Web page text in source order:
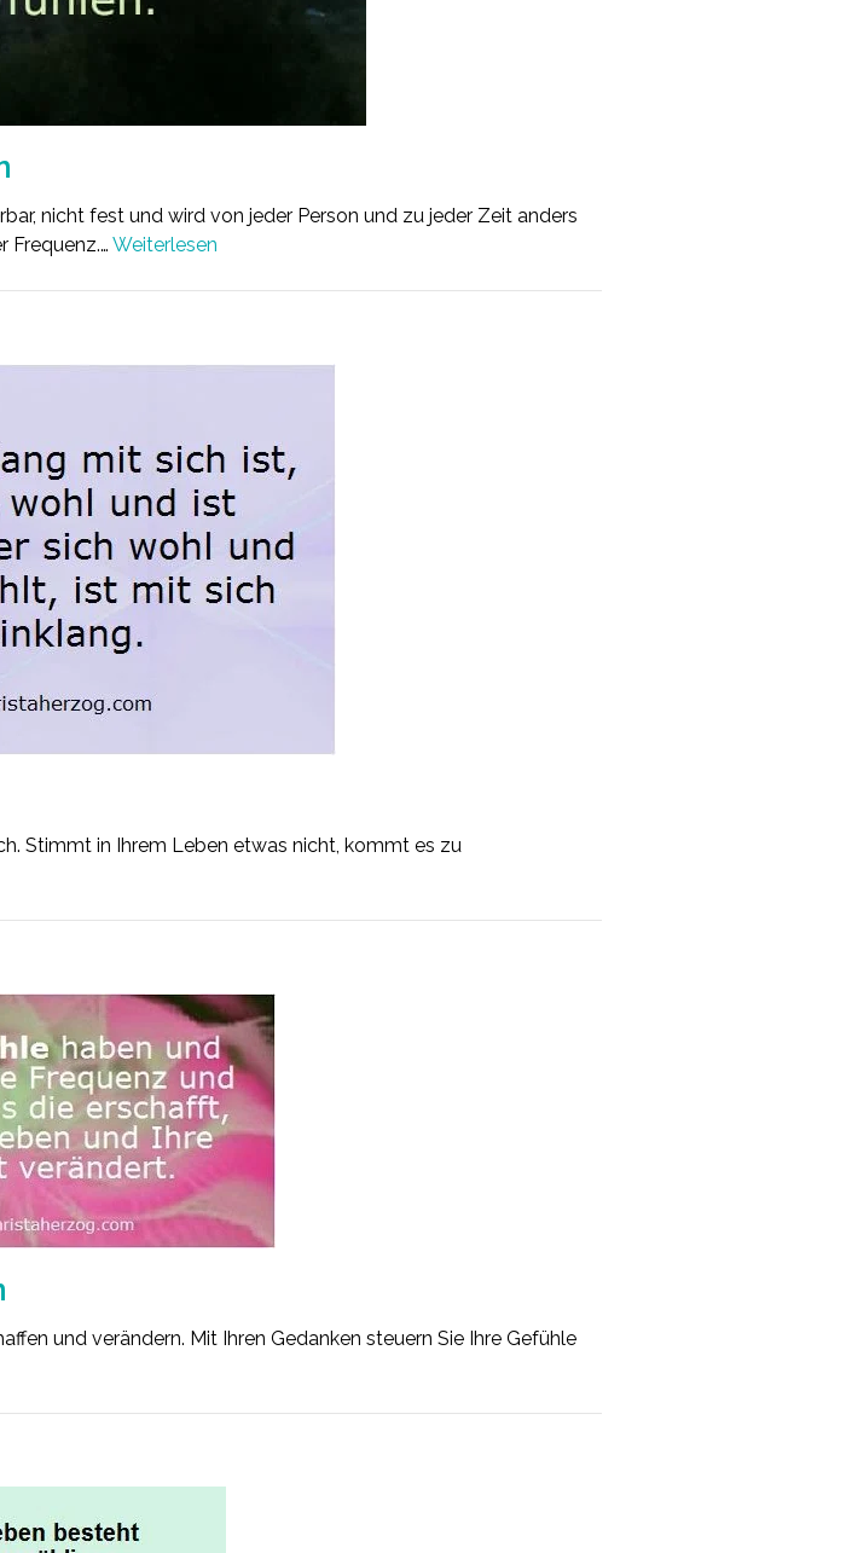
nicht fest und wird von jeder Person und zu jeder Zeit anders
Frequenz.… Weiterlesen
Stimmt in Ihrem Leben etwas nicht, kommt es zu
und verändern. Mit Ihren Gedanken steuern Sie Ihre Gefühle